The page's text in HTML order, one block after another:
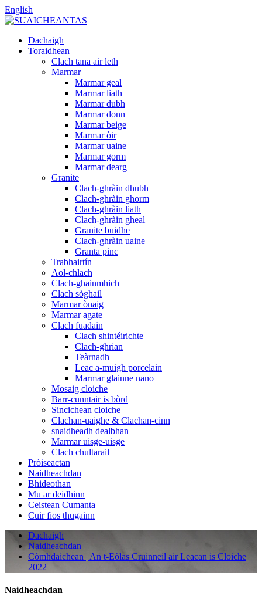
English
Dachaigh
Toraidhean
Clach tana air leth
Marmar
Marmar geal
Marmar liath
Marmar dubh
Marmar donn
Marmar beige
Marmar òir
Marmar uaine
Marmar gorm
Marmar dearg
Granite
Clach-ghràin dhubh
Clach-ghràin ghorm
Clach-ghràin liath
Clach-ghràin gheal
Granite buidhe
Clach-ghràin uaine
Granta pinc
Trabhairtín
Aol-chlach
Clach-ghainmhich
Clach sòghail
Marmar ònaig
Marmar agate
Clach fuadain
Clach shintéirichte
Clach-ghrian
Teàrnadh
Leac a-muigh porcelain
Marmar glainne nano
Mosaig cloiche
Barr-cunntair is bòrd
Sincichean cloiche
Clachan-uaighe & Clachan-cinn
snaidheadh ​​​​​​dealbhan
Marmar uisge-uisge
Clach chultarail
Pròiseactan
Naidheachdan
Bhideothan
Mu ar deidhinn
Ceistean Cumanta
Cuir fios thugainn
Dachaigh
Naidheachdan
Còmhdaichean | An t-Eòlas Cruinneil air Leacan is Cloiche
2022
Naidheachdan